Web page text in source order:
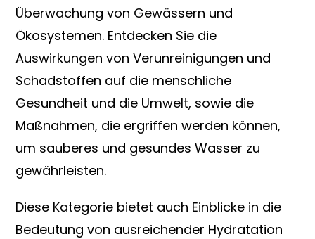
Überwachung von Gewässern und
Ökosystemen. Entdecken Sie die
Auswirkungen von Verunreinigungen und
Schadstoffen auf die menschliche
Gesundheit und die Umwelt, sowie die
Maßnahmen, die ergriffen werden können,
um sauberes und gesundes Wasser zu
gewährleisten.
Diese Kategorie bietet auch Einblicke in die
Bedeutung von ausreichender Hydratation